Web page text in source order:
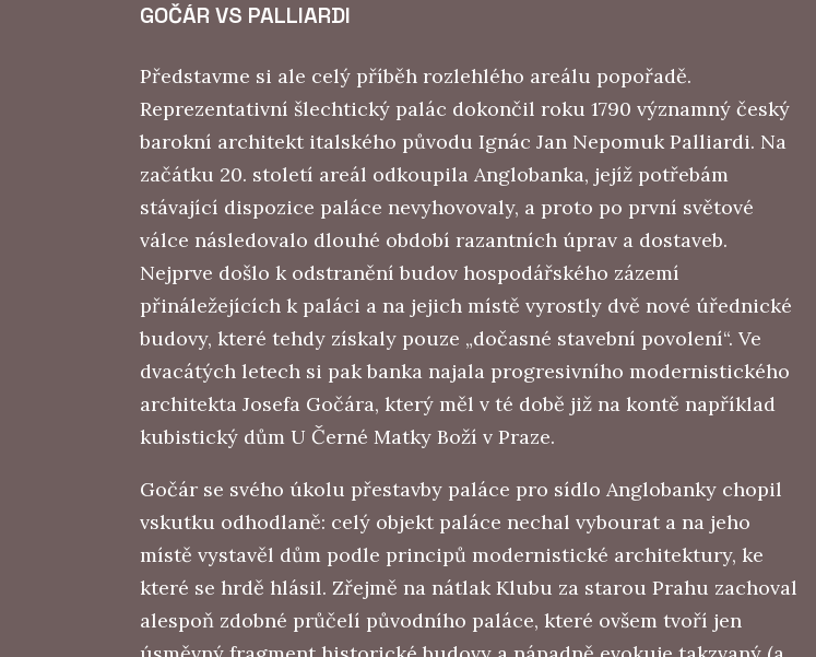
GOČÁR VS PALLIARDI
Představme si ale celý příběh rozlehlého areálu popořadě.
Reprezentativní šlechtický palác dokončil roku 1790 významný český
barokní architekt italského původu Ignác Jan Nepomuk Palliardi. Na
začátku 20. století areál odkoupila Anglobanka, jejíž potřebám
stávající dispozice paláce nevyhovovaly, a proto po první světové
válce následovalo dlouhé období razantních úprav a dostaveb.
Nejprve došlo k odstranění budov hospodářského zázemí
přináležejících k paláci a na jejich místě vyrostly dvě nové úřednické
budovy, které tehdy získaly pouze „dočasné stavební povolení“. Ve
dvacátých letech si pak banka najala progresivního modernistického
architekta Josefa Gočára, který měl v té době již na kontě například
kubistický dům U Černé Matky Boží v Praze.
Gočár se svého úkolu přestavby paláce pro sídlo Anglobanky chopil
vskutku odhodlaně: celý objekt paláce nechal vybourat a na jeho
místě vystavěl dům podle principů modernistické architektury, ke
které se hrdě hlásil. Zřejmě na nátlak Klubu za starou Prahu zachoval
alespoň zdobné průčelí původního paláce, které ovšem tvoří jen